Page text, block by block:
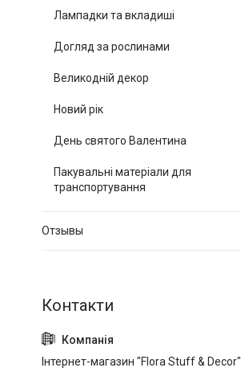
Лампадки та вкладиші
Догляд за рослинами
Великодній декор
Новий рік
День святого Валентина
Пакувальні матеріали для
транспортування
Отзывы
Інтернет-магазин "Flora Stuff & Decor"